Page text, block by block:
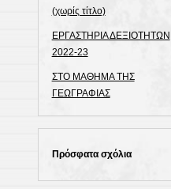
(χωρίς τίτλο)
ΕΡΓΑΣΤΗΡΙΑ ΔΕΞΙΟΤΗΤΩΝ
2022-23
ΣΤΟ ΜΑΘΗΜΑ ΤΗΣ
ΓΕΩΓΡΑΦΙΑΣ
Πρόσφατα σχόλια